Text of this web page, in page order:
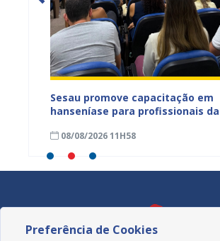
Sesau promove capacitação em
hanseníase para profissionais da
08/08/2026 11H58
Preferência de Cookies